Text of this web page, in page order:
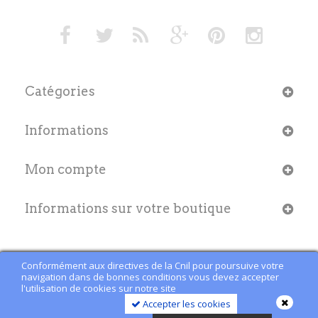
Conformément aux directives de la Cnil pour poursuive votre
navigation dans de bonnes conditions vous devez accepter
l'utilisation de cookies sur notre site
Accepter les cookies
Catégories
Informations
Mon compte
Informations sur votre boutique